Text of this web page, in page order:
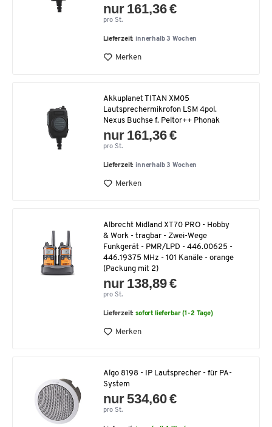
nur 161,36 €
pro St.
Lieferzeit: innerhalb 3 Wochen
Merken
Akkuplanet TITAN XM05
Lautsprechermikrofon LSM 4pol.
Nexus Buchse f. Peltor++ Phonak
nur 161,36 €
pro St.
Lieferzeit: innerhalb 3 Wochen
Merken
Albrecht Midland XT70 PRO - Hobby
& Work - tragbar - Zwei-Wege
Funkgerät - PMR/LPD - 446.00625 -
446.19375 MHz - 101 Kanäle - orange
(Packung mit 2)
nur 138,89 €
pro St.
Lieferzeit:sofort lieferbar (1-2 Tage)
Merken
Algo 8198 - IP Lautsprecher - für PA-
System
nur 534,60 €
pro St.